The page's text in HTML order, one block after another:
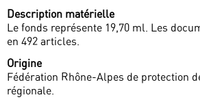
Description matérielle
Le fonds représente 19,70 ml. Les
en 492 articles.
Origine
Fédération Rhône-Alpes de protection
régionale.